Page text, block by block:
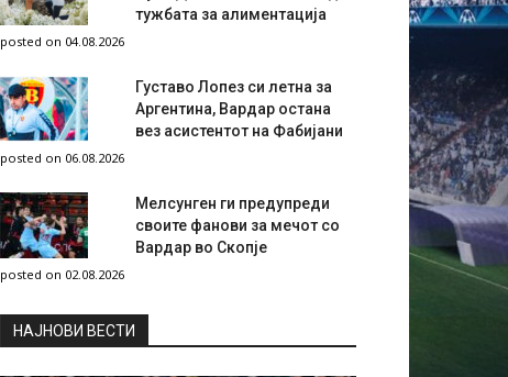
тужбата за алиментација
posted on 04.08.2026
Густаво Лопез си летна за
Аргентина, Вардар остана
вез асистентот на Фабијани
posted on 06.08.2026
Мелсунген ги предупреди
своите фанови за мечот со
Вардар во Скопје
posted on 02.08.2026
НAЈНОВИ ВЕСТИ